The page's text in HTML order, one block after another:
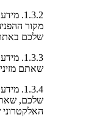
1.3.2.
מקור
שלכם
1.3.3.
שאתם
1.3.4.
שלכם,
האלקטרוני